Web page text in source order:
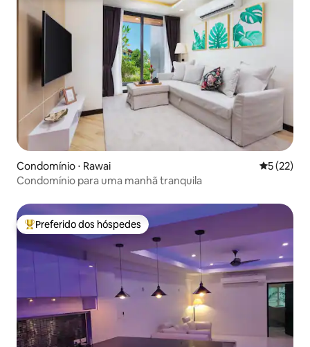
Condomínio ⋅ Rawai 5 de uma
5 (22)
Condomínio para uma manhã tranquila
Entre os melhores preferidos dos hóspedes
Preferido dos hóspedes